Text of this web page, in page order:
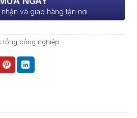
nhận và giao hàng tận nơi
tổng công nghiệp